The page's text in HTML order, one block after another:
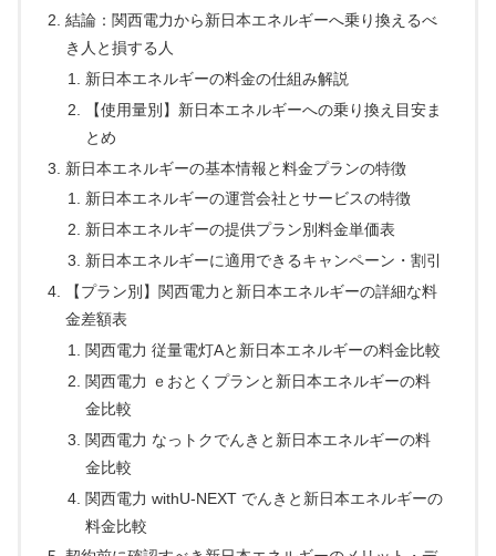
結論：関西電力から新日本エネルギーへ乗り換えるべ
き人と損する人
新日本エネルギーの料金の仕組み解説
【使用量別】新日本エネルギーへの乗り換え目安ま
とめ
新日本エネルギーの基本情報と料金プランの特徴
新日本エネルギーの運営会社とサービスの特徴
新日本エネルギーの提供プラン別料金単価表
新日本エネルギーに適用できるキャンペーン・割引
【プラン別】関西電力と新日本エネルギーの詳細な料
金差額表
関西電力 従量電灯Aと新日本エネルギーの料金比較
関西電力 ｅおとくプランと新日本エネルギーの料
金比較
関西電力 なっトクでんきと新日本エネルギーの料
金比較
関西電力 withU-NEXT でんきと新日本エネルギーの
料金比較